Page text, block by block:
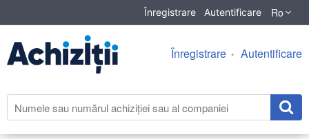
Înregistrare Autentificare Ro
Înregistrare Autentificare